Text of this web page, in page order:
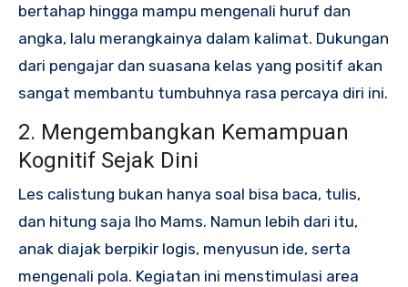
bertahap hingga mampu mengenali huruf dan
angka, lalu merangkainya dalam kalimat. Dukungan
dari pengajar dan suasana kelas yang positif akan
sangat membantu tumbuhnya rasa percaya diri ini.
2. Mengembangkan Kemampuan
Kognitif Sejak Dini
Les calistung bukan hanya soal bisa baca, tulis,
dan hitung saja lho Mams. Namun lebih dari itu,
anak diajak berpikir logis, menyusun ide, serta
mengenali pola. Kegiatan ini menstimulasi area